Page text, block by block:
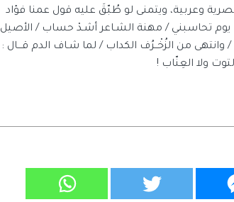
وعربية، ويتمنى لو طُبّقَ عليه قول عمنا فؤاد
تحاسبني / مهنة الشـاعر أشـدْ حساب / الأصيل
/ وانتهى من الزُخْــرُف الكداب / لما شـاف الدم قـــال :
ولا العِنّاب !